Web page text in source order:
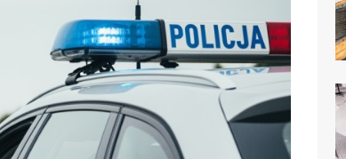
Fryzjer
Kino
Poczta